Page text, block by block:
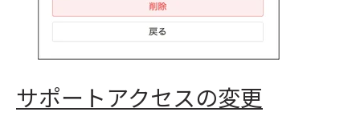
サポートアクセスの変更